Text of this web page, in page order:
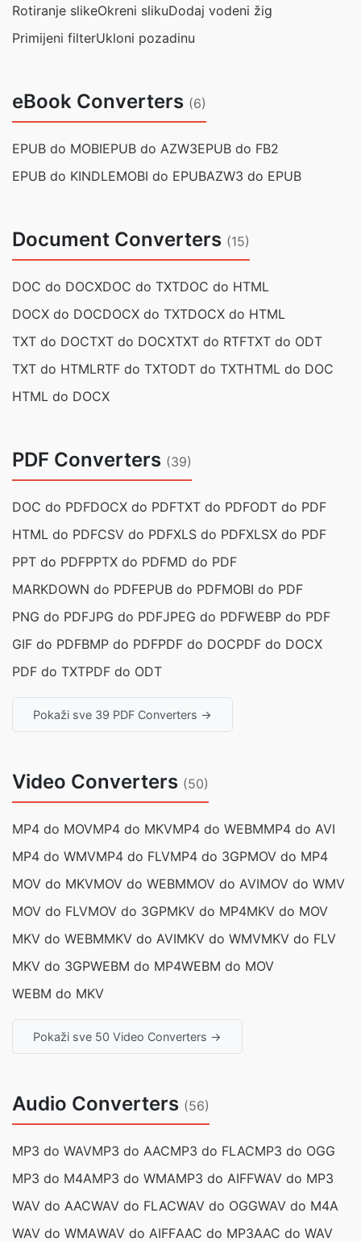
Rotiranje slikeOkreni slikuDodaj vodeni žig
Primijeni filterUkloni pozadinu
eBook Converters (6)
EPUB do MOBIEPUB do AZW3EPUB do FB2
EPUB do KINDLEMOBI do EPUBAZW3 do EPUB
Document Converters (15)
DOC do DOCXDOC do TXTDOC do HTML
DOCX do DOCDOCX do TXTDOCX do HTML
TXT do DOCTXT do DOCXTXT do RTFTXT do ODT
TXT do HTMLRTF do TXTODT do TXTHTML do DOC
HTML do DOCX
PDF Converters (39)
DOC do PDFDOCX do PDFTXT do PDFODT do PDF
HTML do PDFCSV do PDFXLS do PDFXLSX do PDF
PPT do PDFPPTX do PDFMD do PDF
MARKDOWN do PDFEPUB do PDFMOBI do PDF
PNG do PDFJPG do PDFJPEG do PDFWEBP do PDF
GIF do PDFBMP do PDFPDF do DOCPDF do DOCX
PDF do TXTPDF do ODT
Pokaži sve 39 PDF Converters →
Video Converters (50)
MP4 do MOVMP4 do MKVMP4 do WEBMMP4 do AVI
MP4 do WMVMP4 do FLVMP4 do 3GPMOV do MP4
MOV do MKVMOV do WEBMMOV do AVIMOV do WMV
MOV do FLVMOV do 3GPMKV do MP4MKV do MOV
MKV do WEBMMKV do AVIMKV do WMVMKV do FLV
MKV do 3GPWEBM do MP4WEBM do MOV
WEBM do MKV
Pokaži sve 50 Video Converters →
Audio Converters (56)
MP3 do WAVMP3 do AACMP3 do FLACMP3 do OGG
MP3 do M4AMP3 do WMAMP3 do AIFFWAV do MP3
WAV do AACWAV do FLACWAV do OGGWAV do M4A
WAV do WMAWAV do AIFFAAC do MP3AAC do WAV